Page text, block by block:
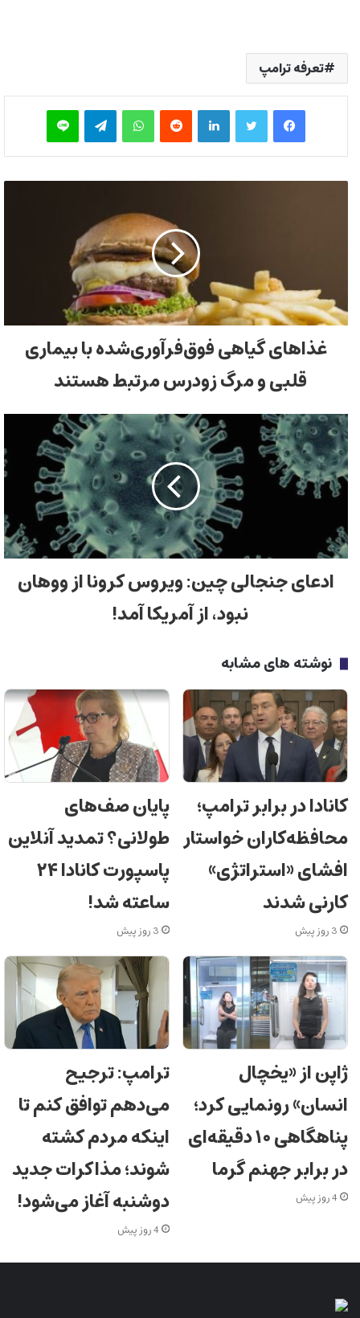
تعرفه ترامپ
فیس بوک توییتر لینکدین‫رددیت واتس آپ تلگرام لاین
غذاهای گیاهی فوق‌فرآوری‌شده با بیماری
قلبی و مرگ زودرس مرتبط هستند
ادعای جنجالی چین: ویروس کرونا از ووهان
نبود، از آمریکا آمد!
نوشته های مشابه
کانادا در برابر ترامپ؛
محافظه‌کاران خواستار
افشای «استراتژی»
کارنی شدند
3 روز پیش
پایان صف‌های
طولانی؟ تمدید آنلاین
پاسپورت کانادا ۲۴
ساعته شد!
3 روز پیش
ژاپن از «یخچال
انسان» رونمایی کرد؛
پناهگاهی ۱۰ دقیقه‌ای
در برابر جهنم گرما
4 روز پیش
ترامپ: ترجیح
می‌دهم توافق کنم تا
اینکه مردم کشته
شوند؛ مذاکرات جدید
دوشنبه آغاز می‌شود!
4 روز پیش